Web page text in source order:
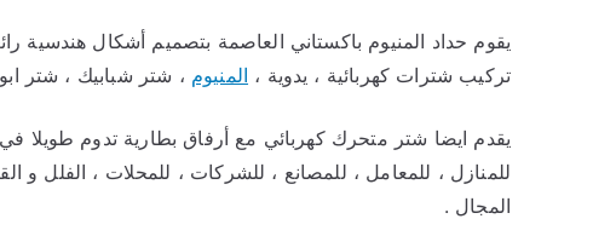
يقوم حداد المنيوم باكستاني العاصمة بتصميم أشكال
تركيب شترات كهربائية ، يدوية ، المنيوم ، شتر شبابيك ، شتر
يقدم ايضا شتر متحرك كهربائي مع أرفاق بطارية تدوم طويلا
للمنازل ، للمعامل ، للمصانع ، للشركات ، للمحلات ، الفلل و
المجال .